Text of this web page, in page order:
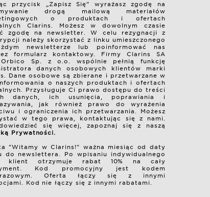
przycisk „Zapisz Się” wyrażasz zgodę na
drogą mailową materiałów
o produktach i ofertach
Clarins. Możesz w dowolnym czasie
zgodę na newsletter. W celu rezygnacji z
należy skorzystać z linku umieszczonego
newsletterze lub poinformować nas
formularz kontaktowy. Firmy Clarins SA
Sp. z o.o. wspólnie pełnią funkcję
danych osobowych klientów marki
Dane osobowe są zbierane i przetwarzane w
o naszych produktach i ofertach
Przysługuje Ci prawo dostępu do treści
danych, ich usunięcia, poprawiania i
jak również prawo do wyrażenia
i ograniczenia ich przetwarzania. Możesz
w tego prawa, kontaktując się z nami.
się więcej, zapoznaj się z naszą
Prywatności.
"Witamy w Clarins!" ważna miesiąc od daty
do newslettera. Po wpisaniu indywidualnego
klient otrzymuje rabat 10% na cały
Kod promocyjny jest kodem
Oferta łączy się z innymi
Kod nie łączy się z innymi rabatami.